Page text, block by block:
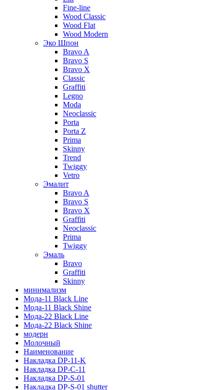
Fine-line
Wood Classic
Wood Flat
Wood Modern
Эко Шпон
Bravo A
Bravo S
Bravo X
Classic
Graffiti
Legno
Moda
Neoclassic
Porta
Porta Z
Prima
Skinny
Trend
Twiggy
Vetro
Эмалит
Bravo A
Bravo S
Bravo X
Graffiti
Neoclassic
Prima
Twiggy
Эмаль
Bravo
Graffiti
Skinny
минимализм
Мода-11 Black Line
Мода-11 Black Shine
Мода-22 Black Line
Мода-22 Black Shine
модерн
Молочный
Наименование
Накладка DP-11-K
Накладка DP-C-11
Накладка DP-S-01
Накладка DP-S-01 shutter